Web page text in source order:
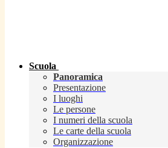
Scuola
Panoramica
Presentazione
I luoghi
Le persone
I numeri della scuola
Le carte della scuola
Organizzazione